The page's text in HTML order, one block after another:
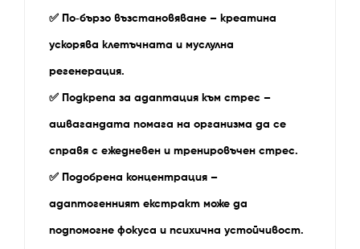
✅ По‑бързо възстановяване – креатина
ускорява клетъчната и муслулна
регенерация.
✅ Подкрепа за адаптация към стрес –
ашвагандата помага на организма да се
справя с ежедневен и тренировъчен стрес.
✅ Подобрена концентрация –
адаптогенният екстракт може да
подпомогне фокуса и психична устойчивост.